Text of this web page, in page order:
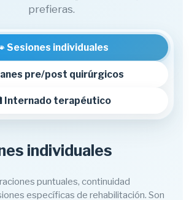
prefieras.
Sesiones individuales
pre/post quirúrgicos
Internado terapéutico
individuales
puntuales, continuidad
específicas de rehabilitación. Son